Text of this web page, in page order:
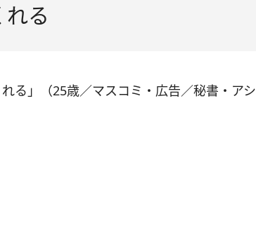
れる
る」（25歳／マスコミ・広告／秘書・アシ